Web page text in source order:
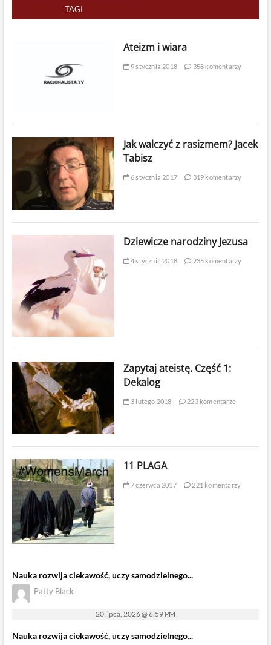
TAGI
Ateizm i wiara
9 stycznia 2018 358 komentarzy
Jak walczyć z rasizmem? Jacek
Tabisz
6 stycznia 2017 319 komentarzy
Dziewicze narodziny Jezusa
4 stycznia 2018 235 komentarzy
Zapytaj ateistę. Część 1:
Dekalog
3 lutego 2018 223 komentarze
11 PLAGA
7 czerwca 2017 221 komentarzy
Nauka rozwija ciekawość, uczy samodzielnego...
Patty Black
20 lipca, 2026 @ 6:59 PM
Nauka rozwija ciekawość, uczy samodzielnego...